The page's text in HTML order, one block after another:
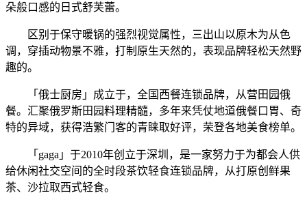
朵般口感的日式舒芙蕾。
区别于保守暖锅的强烈视觉属性，三出山以原木为从色
调，穿插动物景不雅，打制原生天然的，表现品牌轻松天然野
趣的。
「俄士厨房」成立于，全国西餐连锁品牌，从营田园俄
餐。汇聚俄罗斯田园料理精髓，多年来凭仗地道俄餐口胃、奇
特的异域，获得浩繁门客的青睐取好评，荣登各地美食榜单。
「gaga」于2010年创立于深圳，是一家努力于为都会人供
给休闲社交空间的全时段茶饮轻食连锁品牌，从打原创鲜果
茶、沙拉取西式轻食。